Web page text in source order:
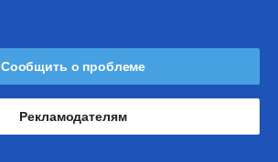
Сообщить о проблеме
Рекламодателям